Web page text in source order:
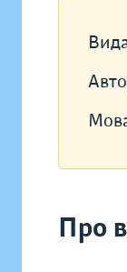
Про